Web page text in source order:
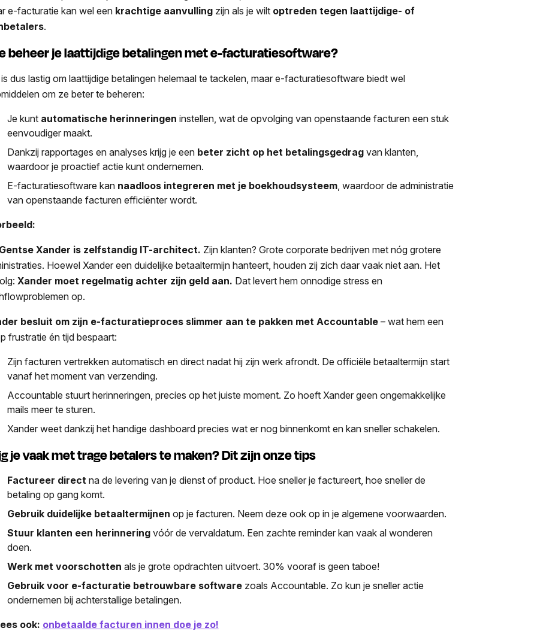
e-facturatie kan wel een krachtige aanvulling zijn als je wilt optreden tegen laattijdige- of
.
beheer je laattijdige betalingen met e-facturatiesoftware?
dus lastig om laattijdige betalingen helemaal te tackelen, maar e-facturatiesoftware biedt wel
om ze beter te beheren:
Je kunt automatische herinneringeninstellen, wat de opvolging van openstaande facturen een stuk
eenvoudiger maakt.
Dankzij rapportages en analyses krijg je een beter zicht op het betalingsgedrag van klanten,
waardoor je proactief actie kunt ondernemen.
E-facturatiesoftware kan naadloos integreren met je boekhoudsysteem, waardoor de administratie
van openstaande facturen efficiënter wordt.
Xander is zelfstandig IT-architect. Zijn klanten? Grote corporate bedrijven met nóg grotere
Hoewel Xander een duidelijke betaaltermijn hanteert, houden zij zich daar vaak niet aan. Het
Xander moet regelmatig achter zijn geld aan. Dat levert hem onnodige stress en
op.
besluit om zijn e-facturatieproces slimmer aan te pakken met Accountable– wat hem een
frustratie én tijd bespaart:
Zijn facturen vertrekken automatisch en direct nadat hij zijn werk afrondt. De officiële betaaltermijn start
vanaf het moment van verzending.
Accountable stuurt herinneringen, precies op het juiste moment. Zo hoeft Xander geen ongemakkelijke
mails meer te sturen.
Xander weet dankzij het handige dashboard precies wat er nog binnenkomt en kan sneller schakelen.
je vaak met trage betalers te maken? Dit zijn onze tips
Factureer direct na de levering van je dienst of product. Hoe sneller je factureert, hoe sneller de
betaling op gang komt.
Gebruik duidelijke betaaltermijnen op je facturen. Neem deze ook op in je algemene voorwaarden.
Stuur klanten een herinnering vóór de vervaldatum. Een zachte reminder kan vaak al wonderen
doen.
Werk met voorschotten als je grote opdrachten uitvoert. 30% vooraf is geen taboe!
Gebruik voor e-facturatie betrouwbare software zoals Accountable. Zo kun je sneller actie
ondernemen bij achterstallige betalingen.
ook: onbetaalde facturen innen doe je zo!